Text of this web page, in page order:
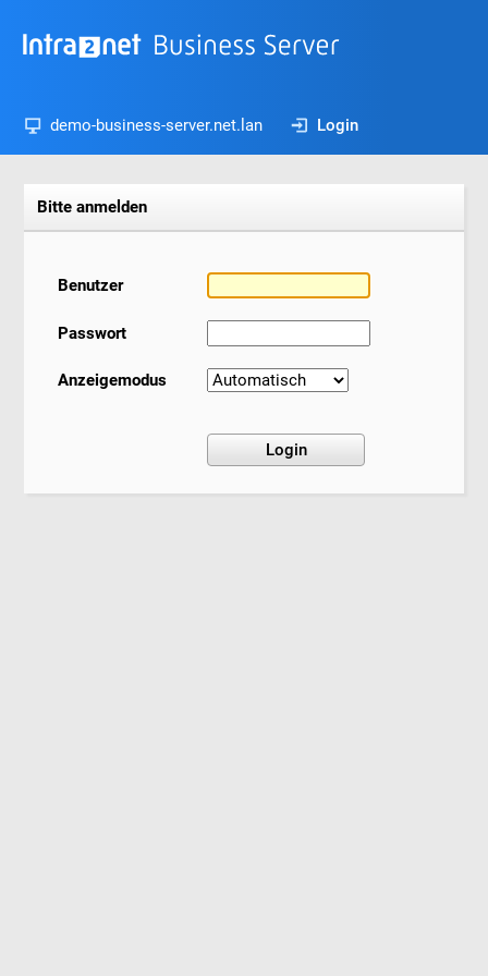
demo-business-server.net.lan Login
Bitte anmelden
Benutzer
Passwort
Anzeigemodus